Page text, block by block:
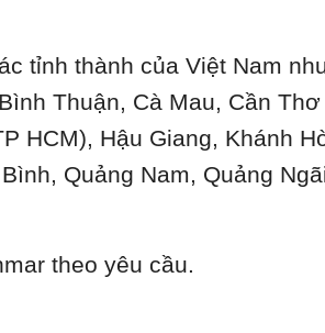
tỉnh thành của Việt Nam
Thuận, Cà Mau, Cần
HCM), Hậu Giang, Khánh
Quảng Nam, Quảng
theo yêu cầu.